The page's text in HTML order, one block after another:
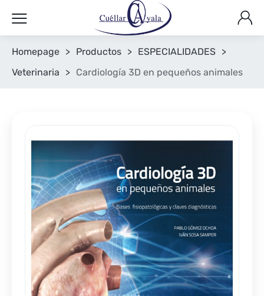
Homepage > Productos > ESPECIALIDADES >
Veterinaria
> Cardiología 3D en pequeños animales